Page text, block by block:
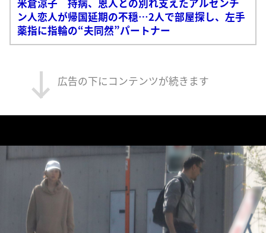
米倉涼子 持病、恩人との別れ支えたアルゼンチ
ン人恋人が帰国延期の不穏…2人で部屋探し、左手
薬指に指輪の“夫同然”パートナー
広告の下にコンテンツが続きます